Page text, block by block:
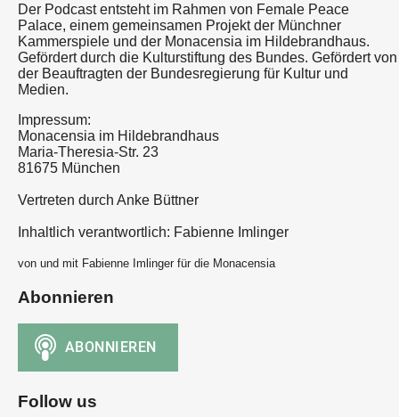
Der Podcast entsteht im Rahmen von Female Peace
Palace, einem gemeinsamen Projekt der Münchner
Kammerspiele und der Monacensia im Hildebrandhaus.
Gefördert durch die Kulturstiftung des Bundes. Gefördert von
der Beauftragten der Bundesregierung für Kultur und
Medien.
Impressum:
Monacensia im Hildebrandhaus
Maria-Theresia-Str. 23
81675 München
Vertreten durch Anke Büttner
Inhaltlich verantwortlich: Fabienne Imlinger
von und mit Fabienne Imlinger für die Monacensia
Abonnieren
Follow us